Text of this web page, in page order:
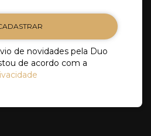
de novidades pela Duo
de acordo com a